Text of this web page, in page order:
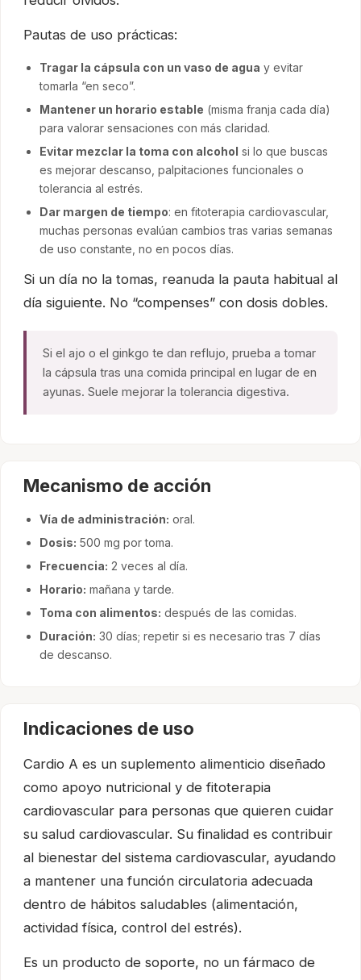
Pautas de uso prácticas:
Tragar la cápsula con un vaso de agua y evitar
tomarla “en seco”.
Mantener un horario estable (misma franja cada día)
para valorar sensaciones con más claridad.
Evitar mezclar la toma con alcohol si lo que buscas
es mejorar descanso, palpitaciones funcionales o
tolerancia al estrés.
Dar margen de tiempo: en fitoterapia cardiovascular,
muchas personas evalúan cambios tras varias semanas
de uso constante, no en pocos días.
Si un día no la tomas, reanuda la pauta habitual al
día siguiente. No “compenses” con dosis dobles.
Si el ajo o el ginkgo te dan reflujo, prueba a tomar
la cápsula tras una comida principal en lugar de en
ayunas. Suele mejorar la tolerancia digestiva.
Mecanismo de acción
Vía de administración: oral.
Dosis: 500 mg por toma.
Frecuencia: 2 veces al día.
Horario: mañana y tarde.
Toma con alimentos: después de las comidas.
Duración: 30 días; repetir si es necesario tras 7 días
de descanso.
Indicaciones de uso
Cardio A es un suplemento alimenticio diseñado
como apoyo nutricional y de fitoterapia
cardiovascular para personas que quieren cuidar
su salud cardiovascular. Su finalidad es contribuir
al bienestar del sistema cardiovascular, ayudando
a mantener una función circulatoria adecuada
dentro de hábitos saludables (alimentación,
actividad física, control del estrés).
Es un producto de soporte, no un fármaco de